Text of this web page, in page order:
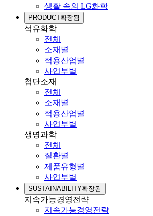
생활 속의 LG화학
PRODUCT확장됨
석유화학
전체
소재별
적용산업별
사업부별
첨단소재
전체
소재별
적용산업별
사업부별
생명과학
전체
질환별
제품유형별
사업부별
SUSTAINABILITY확장됨
지속가능경영전략
지속가능경영전략